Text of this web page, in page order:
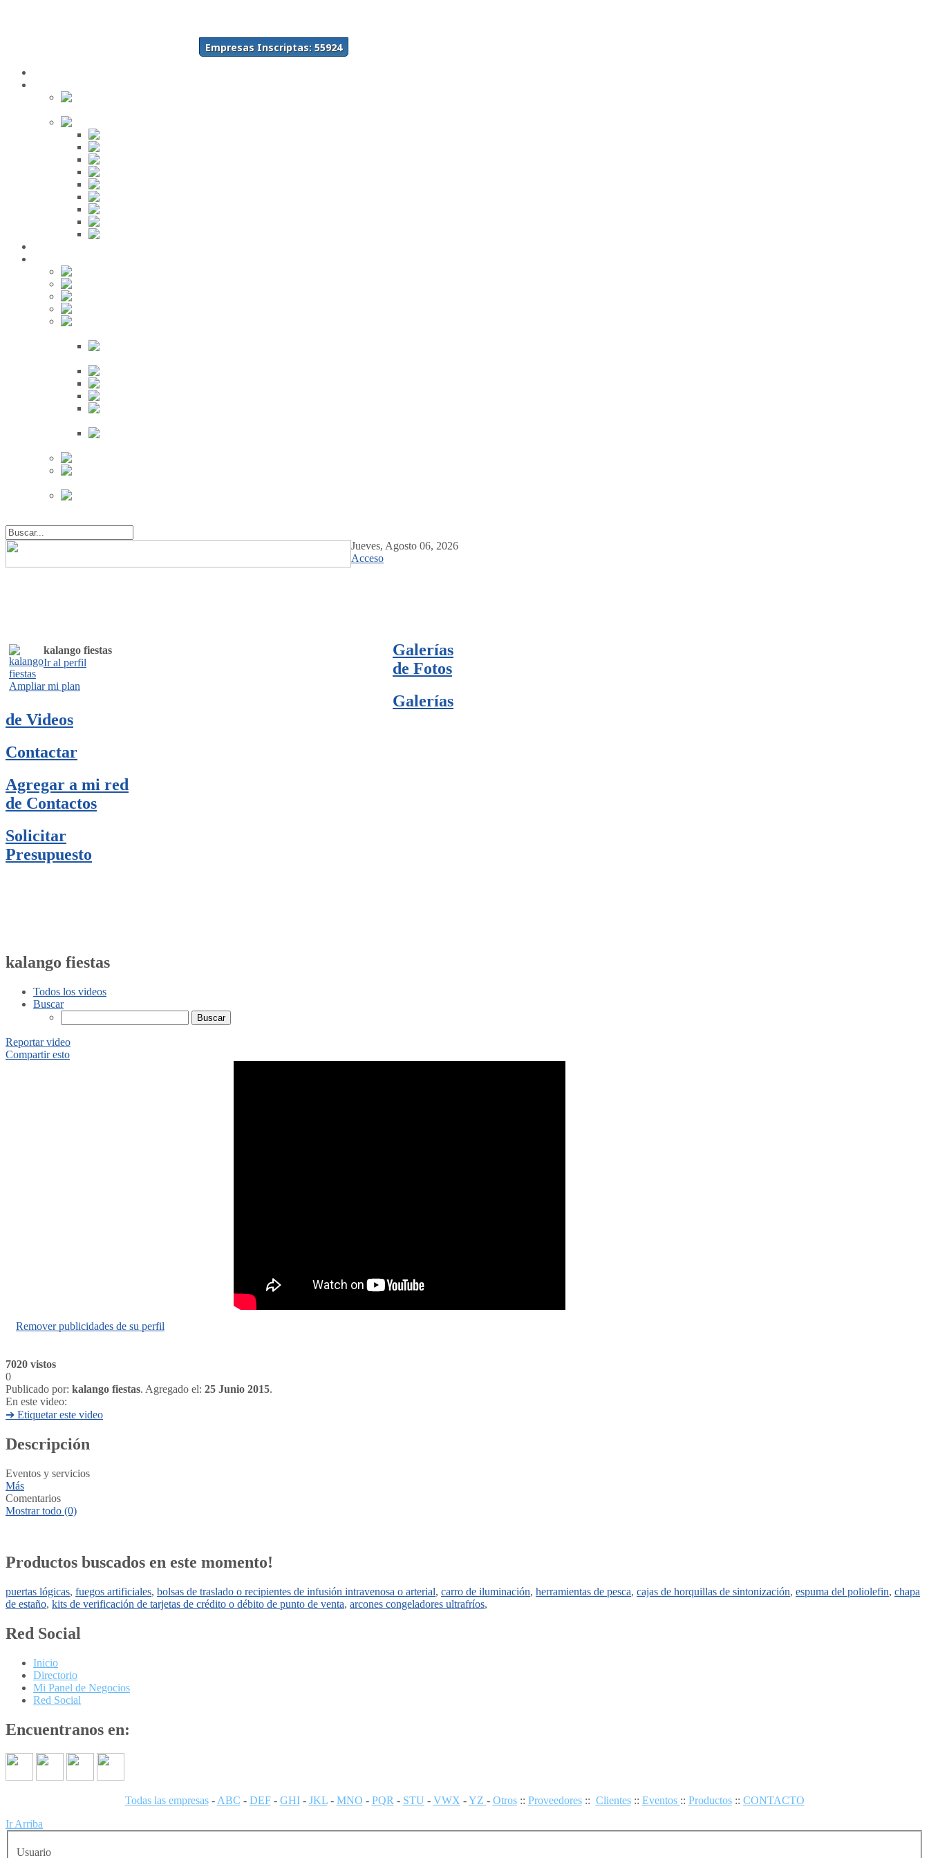
Empresas Inscriptas: 55924
Jueves, Agosto 06, 2026
Acceso
kalango fiestas
Ir al perfil
Ampliar mi plan
Galerías
de Fotos
Galerías
de Videos
Contactar
Agregar a mi red
de Contactos
Solicitar
Presupuesto
kalango fiestas
Todos los videos
Buscar
Reportar video
Compartir esto
Remover publicidades de su perfil
7020 vistos
0
Publicado por: kalango fiestas. Agregado el: 25 Junio 2015.
En este video:
➔ Etiquetar este video
Descripción
Eventos y servicios
Más
Comentarios
Mostrar todo (0)
Productos buscados en este momento!
puertas lógicas, fuegos artificiales, bolsas de traslado o recipientes de infusión intravenosa o arterial, carro de iluminación, herramientas de pesca, cajas de horquillas de sintonización, espuma del poliolefin, chapa
de estaño, kits de verificación de tarjetas de crédito o débito de punto de venta, arcones congeladores ultrafríos,
Red Social
Inicio
Directorio
Mi Panel de Negocios
Red Social
Encuentranos en:
Todas las empresas- ABC - DEF- GHI- JKL- MNO - PQR - STU - VWX -YZ - Otros:: Proveedores:: Clientes:: Eventos :: Productos:: CONTACTO
Ir Arriba
Usuario